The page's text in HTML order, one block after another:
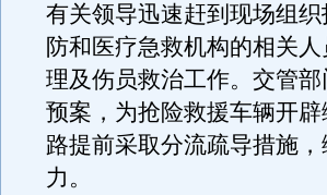
有关领导迅速赶到现场组
防和医疗急救机构的相关
理及伤员救治工作。交管
预案，为抢险救援车辆开
路提前采取分流疏导措施
力。